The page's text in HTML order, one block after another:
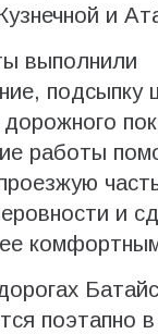
и
выполнили
подсыпку
дорожного
работы
и
поэтапно